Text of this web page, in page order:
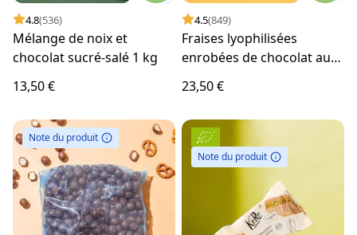
4.8(536)
Mélange de noix et
chocolat sucré-salé 1 kg
13,50 €
4.5(849)
Fraises lyophilisées
enrobées de chocolat au
23,50 €
Note du produit
Note du produit